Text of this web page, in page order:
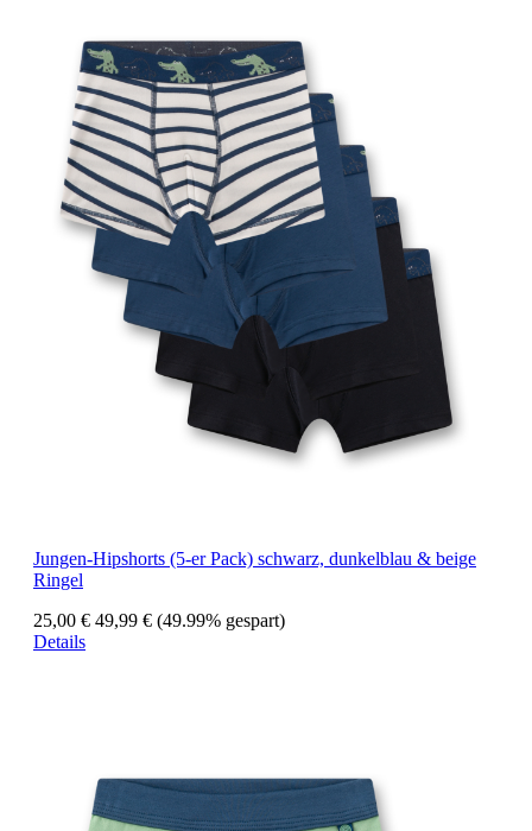
Jungen-Hipshorts (5-er Pack) schwarz, dunkelblau & beige
Ringel
25,00 € 49,99 € (49.99% gespart)
Details